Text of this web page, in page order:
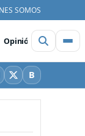
SOMOS
Opinión Videos
X BBluesky